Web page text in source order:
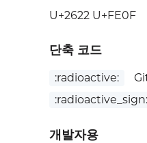
U+2622 U+FE0F
단축 코드
:radioactive:
:radioactive_sign:
개발자용